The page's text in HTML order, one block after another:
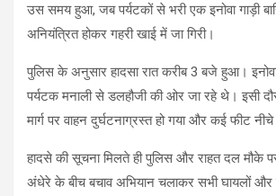
उस समय हुआ, जब पर्यटकों से भरी एक इनोवा गाड़ी
अनियंत्रित होकर गहरी खाई में जा गिरी।
पुलिस के अनुसार हादसा रात करीब 3 बजे हुआ।
पर्यटक मनाली से डलहौजी की ओर जा रहे थे। इसी
मार्ग पर वाहन दुर्घटनाग्रस्त हो गया और कई फीट
हादसे की सूचना मिलते ही पुलिस और राहत दल मौके
अंधेरे के बीच बचाव अभियान चलाकर सभी घायलों और